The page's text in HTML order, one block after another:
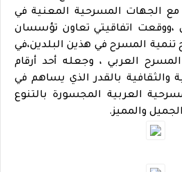
مع الجهات المسرحية المعنية في
،ووقعت اتفاقيتي تعاون تؤسسان
تنمية المسرح في هذين البلدين،في
العربي ، وجعله أحد أرقام
والثقافية بالقدر الذي يساهم في
العربية المجسورة بالتنوع
والمميز.